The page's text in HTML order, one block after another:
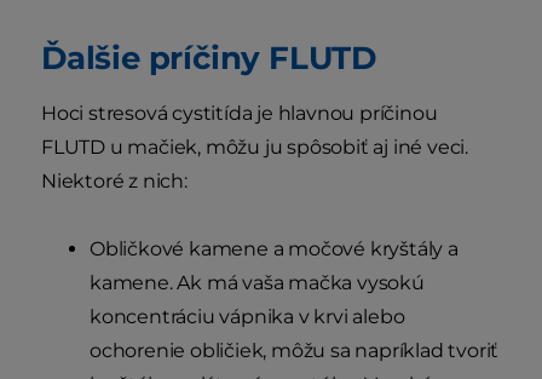
Ďalšie príčiny FLUTD
Hoci stresová cystitída je hlavnou príčinou
FLUTD u mačiek, môžu ju spôsobiť aj iné veci.
Niektoré z nich:
Obličkové kamene a močové kryštály a
kamene. Ak má vaša mačka vysokú
koncentráciu vápnika v krvi alebo
ochorenie obličiek, môžu sa napríklad tvoriť